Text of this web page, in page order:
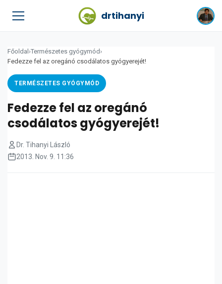
drtihanyi
Főoldal ›Természetes gyógymód ›
Fedezze fel az oregánó csodálatos gyógyerejét!
TERMÉSZETES GYÓGYMÓD
Fedezze fel az oregánó
csodálatos gyógyerejét!
Dr. Tihanyi László
2013. Nov. 9. 11:36